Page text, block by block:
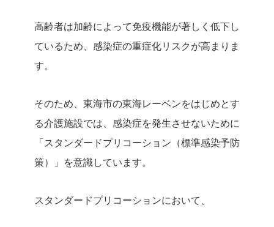
高齢者は加齢によって免疫機能が著しく低下し
ているため、感染症の重症化リスクが高まりま
す。
そのため、東海市の東海レーベンをはじめとす
る介護施設では、感染症を発生させないために
「スタンダードプリコーション（標準感染予防
策）」を意識しています。
スタンダードプリコーションにおいて、